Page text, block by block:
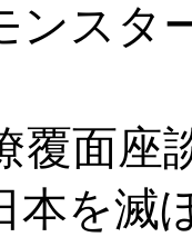
スタ
覆面座
を滅